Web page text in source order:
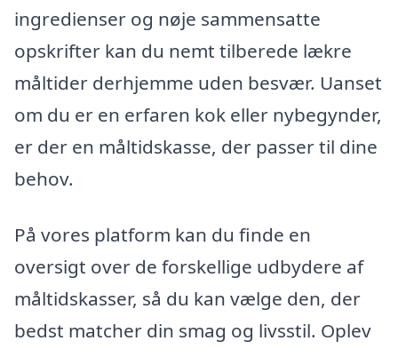
ingredienser og nøje sammensatte
opskrifter kan du nemt tilberede lækre
måltider derhjemme uden besvær. Uanset
om du er en erfaren kok eller nybegynder,
er der en måltidskasse, der passer til dine
behov.
På vores platform kan du finde en
oversigt over de forskellige udbydere af
måltidskasser, så du kan vælge den, der
bedst matcher din smag og livsstil. Oplev